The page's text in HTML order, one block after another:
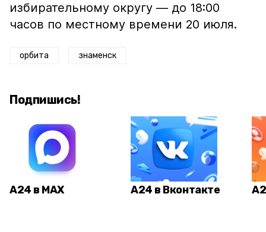
избирательному округу — до 18:00
часов по местному времени 20 июля.
орбита знаменск
Подпишись!
А24 в MAX А24 в Вконтакте